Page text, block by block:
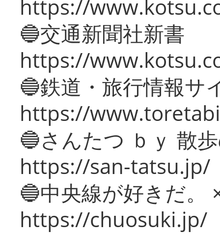
https://
🔵交通新聞社新書
https://
🔵鉄道・旅行情報サ
https://
🔵さんたつ ｂｙ 散
https://san-tatsu.jp/
🔵中央線が好きだ。
https://chuosuki.jp/